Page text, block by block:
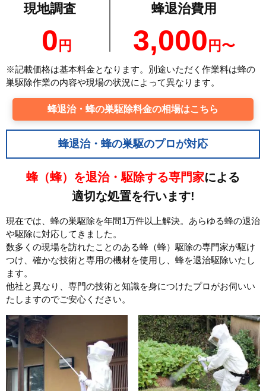
現地調査
0 円
蜂退治費用
3,000 円〜
※記載価格は基本料金となります。別途いただく作業料は蜂の
巣駆除作業の内容や現場の状況によって異なります。
蜂退治・蜂の巣駆除料金の相場はこちら
蜂退治・蜂の巣駆のプロが対応
蜂（蜂）を退治・駆除する専門家による
適切な処置を行います!
現在では、蜂の巣駆除を年間1万件以上解決。あらゆる蜂の退治
や駆除に対応してきました。
数多くの現場を訪れたことのある蜂（蜂）駆除の専門家が駆け
つけ、確かな技術と専用の機材を使用し、蜂を退治駆除いたし
ます。
他社と異なり、専門の技術と知識を身につけたプロがお伺いい
たしますのでご安心ください。